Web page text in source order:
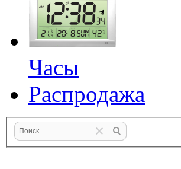
Часы
Распродажа